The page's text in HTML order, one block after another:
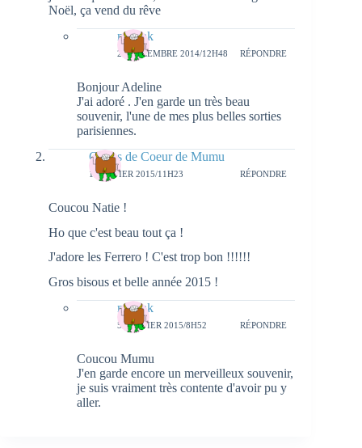
Noël, ça vend du rêve
natieak
29 DÉCEMBRE 2014/12H48 RÉPONDRE
Bonjour Adeline
J'ai adoré . J'en garde un très beau
souvenir, l'une de mes plus belles sorties
parisiennes.
Coups de Coeur de Mumu
1 JANVIER 2015/11H23 RÉPONDRE
Coucou Natie !
Ho que c'est beau tout ça !
J'adore les Ferrero ! C'est trop bon !!!!!!
Gros bisous et belle année 2015 !
natieak
5 JANVIER 2015/8H52 RÉPONDRE
Coucou Mumu
J'en garde encore un merveilleux souvenir,
je suis vraiment très contente d'avoir pu y
aller.